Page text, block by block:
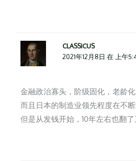
CLASSICUS
2021年12月8日 在 上午
金融政治寡头，阶级固化，老龄
而且日本的制造业领先程度在不
但是从发钱开始，10年左右也翻